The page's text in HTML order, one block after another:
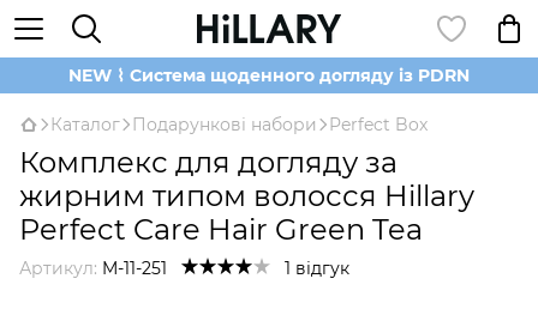
NEW ⌇ Система щоденного догляду із PDRN
Каталог Подарункові набори Perfect Box
Комплекс для догляду за
жирним типом волосся Hillary
Perfect Care Hair Green Tea
Артикул: M-11-251 1 відгук